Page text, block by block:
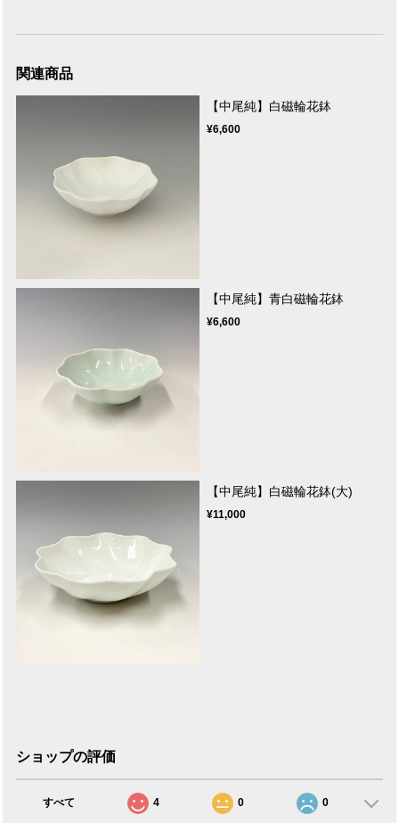
関連商品
【中尾純】白磁輪花鉢
¥6,600
【中尾純】青白磁輪花鉢
¥6,600
【中尾純】白磁輪花鉢(大)
¥11,000
ショップの評価
すべて 4 0 0